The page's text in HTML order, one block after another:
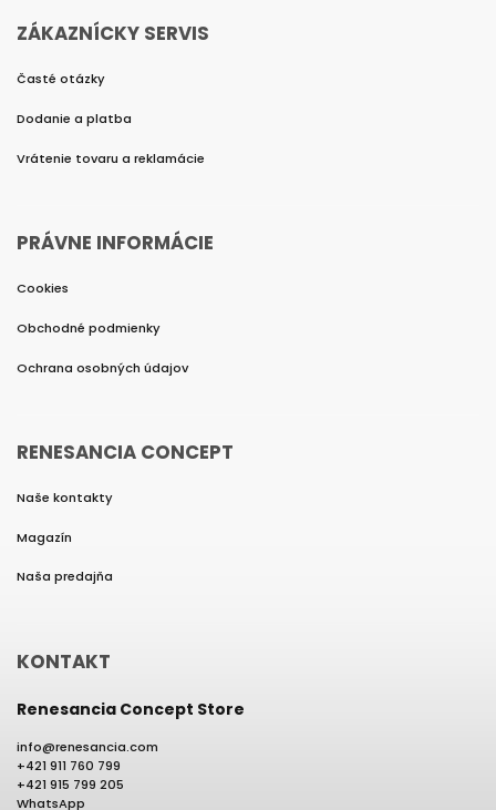
ZÁKAZNÍCKY SERVIS
Časté otázky
Dodanie a platba
Vrátenie tovaru a reklamácie
PRÁVNE INFORMÁCIE
Cookies
Obchodné podmienky
Ochrana osobných údajov
RENESANCIA CONCEPT
Naše kontakty
Magazín
Naša predajňa
KONTAKT
Renesancia Concept Store
info@renesancia.com
+421 911 760 799
+421 915 799 205
WhatsApp